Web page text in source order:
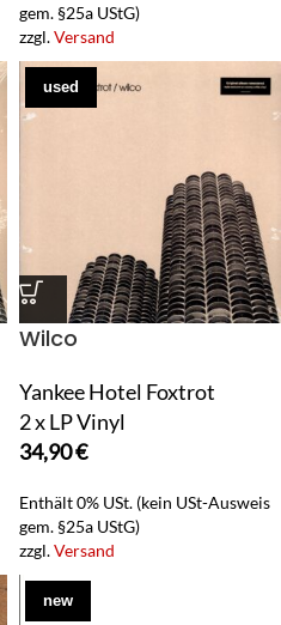
gem. §25a UStG)
zzgl.Versand
used
Wilco
Yankee Hotel Foxtrot
2 x LP Vinyl
34,90€
Enthält 0% USt. (kein USt-Ausweis
gem. §25a UStG)
zzgl.Versand
new